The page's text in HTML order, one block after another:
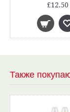
£12.50
Также